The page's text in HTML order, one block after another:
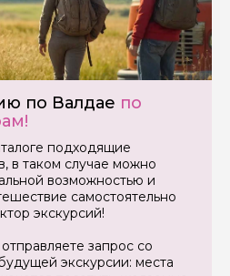
по Валдае по
подходящие
в таком случае можно
возможностью и
самостоятельно
экскурсий!
запрос со
экскурсии: места